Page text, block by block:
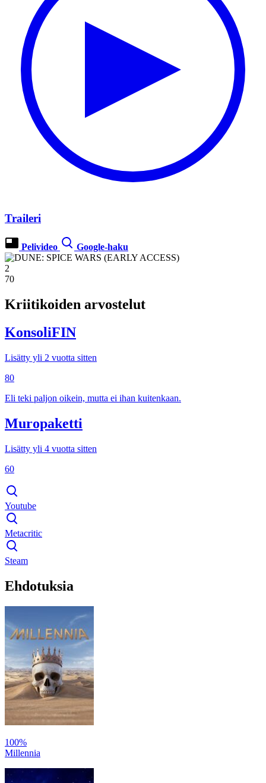
Traileri
Pelivideo Google-haku
2
70
Kriitikoiden arvostelut
KonsoliFIN
Lisätty yli 2 vuotta sitten
80
Eli teki paljon oikein, mutta ei ihan kuitenkaan.
Muropaketti
Lisätty yli 4 vuotta sitten
60
Youtube
Metacritic
Steam
Ehdotuksia
100%
Millennia